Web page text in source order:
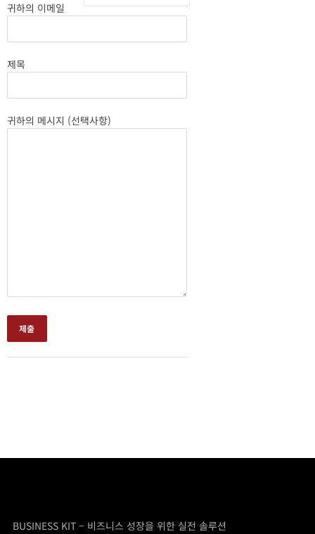
귀하의 이메일
제목
귀하의 메시지 (선택사항)
BUSINESS KIT – 비즈니스 성장을 위한 실전 솔루션